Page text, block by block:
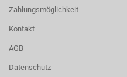
Zahlungsmöglichkeit
Kontakt
AGB
Datenschutz